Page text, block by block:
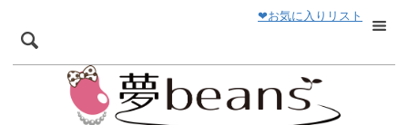
❤お気に入りリスト